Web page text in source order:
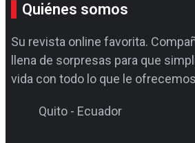
Quiénes somos
Su revista online favorita.
llena de sorpresas para que
vida con todo lo que le
Quito - Ecuador